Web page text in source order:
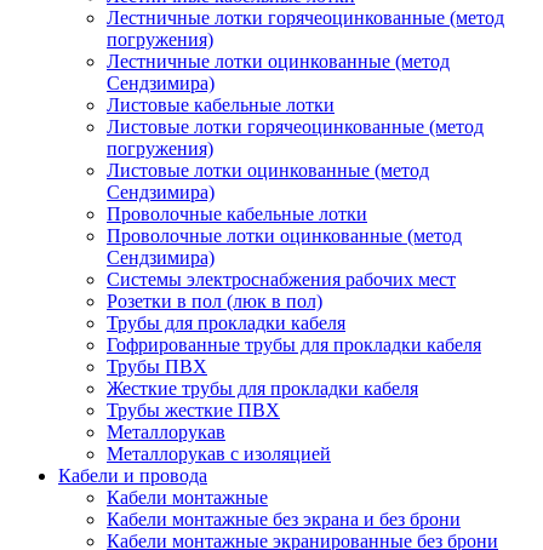
Лестничные лотки горячеоцинкованные (метод
погружения)
Лестничные лотки оцинкованные (метод
Сендзимира)
Листовые кабельные лотки
Листовые лотки горячеоцинкованные (метод
погружения)
Листовые лотки оцинкованные (метод
Сендзимира)
Проволочные кабельные лотки
Проволочные лотки оцинкованные (метод
Сендзимира)
Системы электроснабжения рабочих мест
Розетки в пол (люк в пол)
Трубы для прокладки кабеля
Гофрированные трубы для прокладки кабеля
Трубы ПВХ
Жесткие трубы для прокладки кабеля
Трубы жесткие ПВХ
Металлорукав
Металлорукав с изоляцией
Кабели и провода
Кабели монтажные
Кабели монтажные без экрана и без брони
Кабели монтажные экранированные без брони